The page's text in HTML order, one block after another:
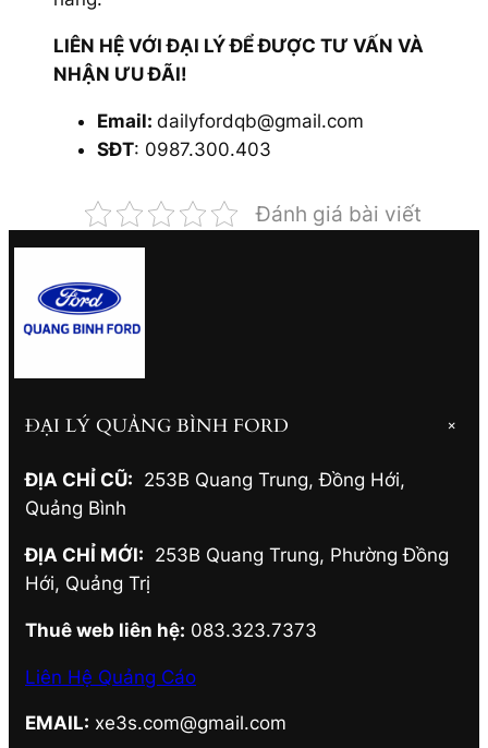
LIÊN HỆ VỚI ĐẠI LÝ ĐỂ ĐƯỢC TƯ VẤN VÀ
NHẬN ƯU ĐÃI!
Email: dailyfordqb@gmail.com
SĐT: 0987.300.403
Đánh giá bài viết
ĐẠI LÝ QUẢNG BÌNH FORD +
ĐỊA CHỈ CŨ: 253B Quang Trung, Đồng Hới,
Quảng Bình
ĐỊA CHỈ MỚI: 253B Quang Trung, Phường Đồng
Hới, Quảng Trị
Thuê web liên hệ: 083.323.7373
Liên Hệ Quảng Cáo
EMAIL: xe3s.com@gmail.com